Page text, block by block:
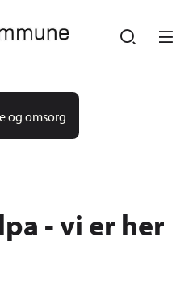
og omsorg
- vi er her